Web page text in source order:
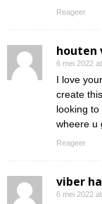
Reageer
houten
6 mei 2022
I love
create
looking
wheere u
Reageer
viber
6 mei 2022